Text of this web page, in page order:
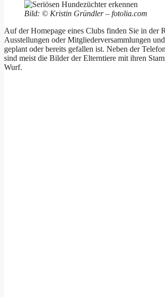
Bild: © Kristin Gründler – fotolia.com
Auf der Homepage eines Clubs finden Sie in der
Ausstellungen oder Mitgliederversammlungen
geplant oder bereits gefallen ist. Neben der
sind meist die Bilder der Elterntiere mit ihren
Wurf.